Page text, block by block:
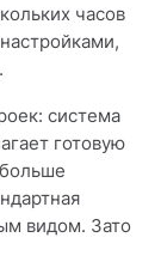
часов
система
готовую
видом. Зато